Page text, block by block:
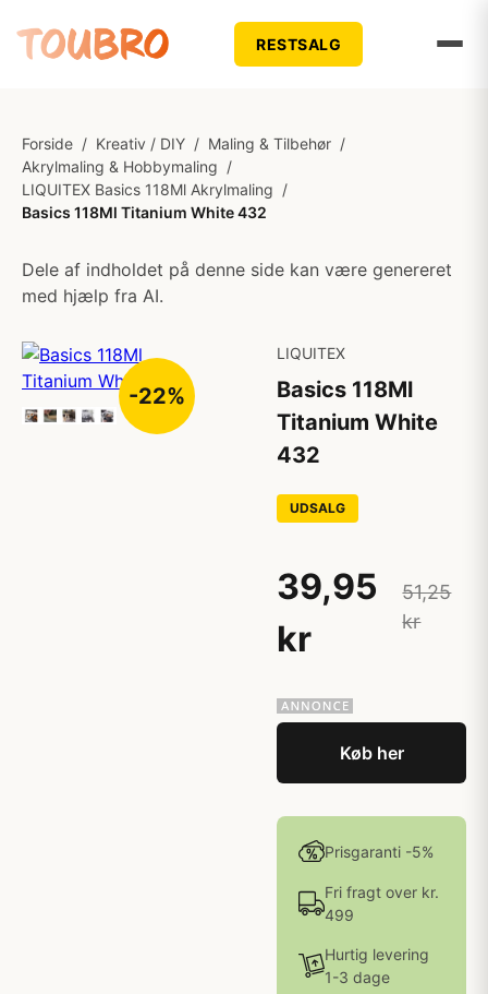
RESTSALG
Forside / Kreativ / DIY / Maling & Tilbehør /
Akrylmaling & Hobbymaling /
LIQUITEX Basics 118Ml Akrylmaling /
Basics 118Ml Titanium White 432
Dele af indholdet på denne side kan være genereret
med hjælp fra AI.
-22%
LIQUITEX
Basics 118Ml
Titanium White
432
UDSALG
39,95
kr
51,25
kr
Køb her
Prisgaranti -5%
Fri fragt over kr.
499
Hurtig levering
1-3 dage